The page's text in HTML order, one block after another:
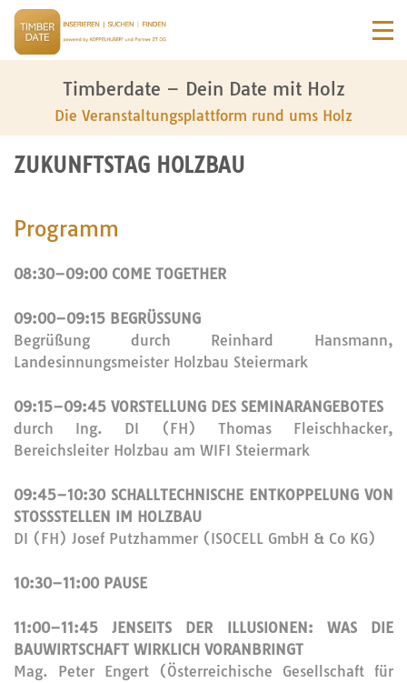
Timberdate – Dein Date mit Holz
Die Veranstaltungsplattform rund ums Holz
ZUKUNFTSTAG HOLZBAU
Programm
08:30–09:00 COME TOGETHER
09:00–09:15 BEGRÜSSUNG
Begrüßung durch Reinhard Hansmann,
Landesinnungsmeister Holzbau Steiermark
09:15–09:45 VORSTELLUNG DES SEMINARANGEBOTES
durch Ing. DI (FH) Thomas Fleischhacker,
Bereichsleiter Holzbau am WIFI Steiermark
09:45–10:30 SCHALLTECHNISCHE ENTKOPPELUNG VON
STOSSSTELLEN IM HOLZBAU
DI (FH) Josef Putzhammer (ISOCELL GmbH & Co KG)
10:30–11:00 PAUSE
11:00–11:45 JENSEITS DER ILLUSIONEN: WAS DIE
BAUWIRTSCHAFT WIRKLICH VORANBRINGT
Mag. Peter Engert (Österreichische Gesellschaft für